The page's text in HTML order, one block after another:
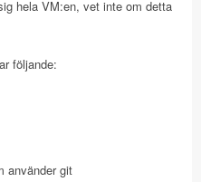
hela VM:en, vet inte om detta
följande:
använder git